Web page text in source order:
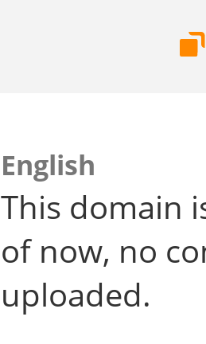
English
This domain
of now, no
uploaded.